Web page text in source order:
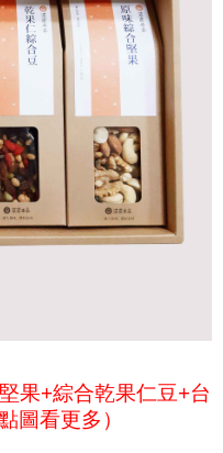
果+綜合乾果仁豆+台
圖看更多）